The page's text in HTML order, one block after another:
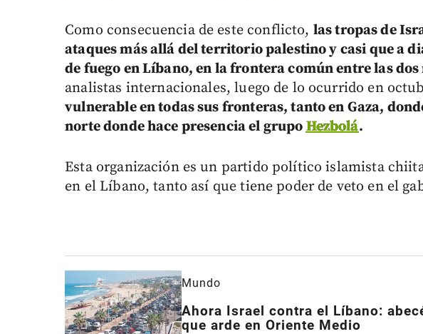
Como consecuencia de este conflicto, las tropas de
ataques más allá del territorio palestino y casi que a
de fuego en Líbano, en la frontera común entre las dos
analistas internacionales, luego de lo ocurrido en
vulnerable en todas sus fronteras, tanto en Gaza,
norte donde hace presencia el grupoHezbolá.
Esta organización es un partido político islamista
en el Líbano, tanto así que tiene poder de veto en el
Mundo
Ahora Israel contra el Líbano:
que arde en Oriente Medio